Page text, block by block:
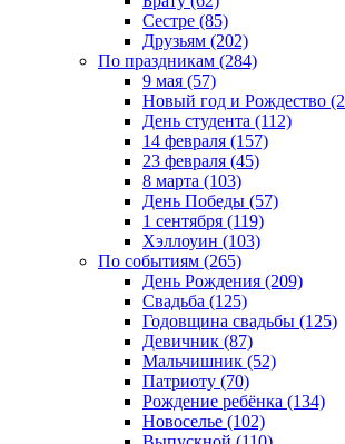
Сестре (85)
Друзьям (202)
По праздникам (284)
9 мая (57)
Новый год и Рождество
День студента (112)
14 февраля (157)
23 февраля (45)
8 марта (103)
День Победы (57)
1 сентября (119)
Хэллоуин (103)
По событиям (265)
День Рождения (209)
Свадьба (125)
Годовщина свадьбы (125)
Девичник (87)
Мальчишник (52)
Патриоту (70)
Рождение ребёнка (134)
Новоселье (102)